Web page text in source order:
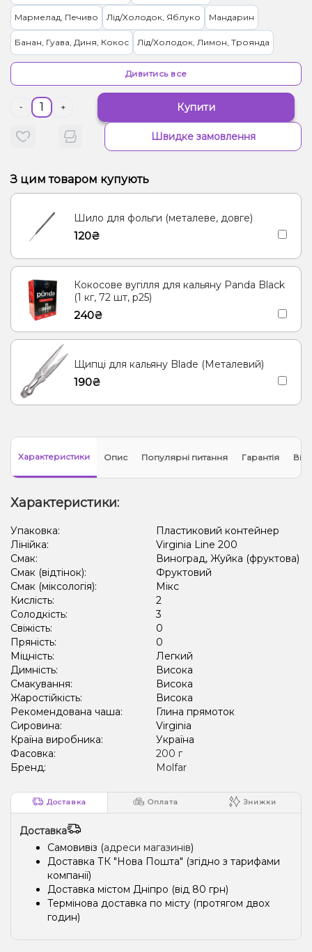
Мармелад, Печиво Лід/Холодок, Яблуко Мандарин
Банан, Гуава, Диня, Кокос Лід/Холодок, Лимон, Троянда
Алое, Помело Гранат
Кактус, Лайм, Лимонад, Огірок
Кавун, Лемонграсс Ментол/Евкаліпт
Груша/Дюшес, Журавлина, Яблуко Диня
Кола, Прянощі/Спеції Апельсин, Ананас, Манго Кола, Лайм
Апельсин, Вишня/Черешня, Журавлина
Лимон Виноград Груша/Дюшес Кавун М'ята
Дивитись все
- + Купити
Швидке замовлення
З цим товаром купують
Шило для фольги (металеве, довге)
120₴
Кокосове вугілля для кальяну Panda Black
(1 кг, 72 шт, р25)
240₴
Щипці для кальяну Blade (Металевий)
190₴
Характеристики Опис Популярні питання Гарантія
Характеристики:
Упаковка:
Пластиковий контейнер
Лінійка:
Virginia Line 200
Смак:
Виноград, Жуйка (фруктова)
Смак (відтінок):
Фруктовий
Смак (міксологія):
Мікс
Кислість:
2
Солодкість:
3
Свіжість:
0
Пряність:
0
Міцність:
Легкий
Димність:
Висока
Смакування:
Висока
Жаростійкість:
Висока
Рекомендована чаша:
Глина прямоток
Сировина:
Virginia
Країна виробника:
Україна
Фасовка:
200 г
Бренд:
Molfar
Доставка Оплата Знижки
Доставка
Самовивіз (адреси магазинів)
Доставка ТК "Нова Пошта" (згідно з тарифами
компанії)
Доставка містом Дніпро (від 80 грн)
Термінова доставка по місту (протягом двох
годин)